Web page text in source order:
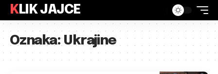
KLIK JAJCE
Oznaka:Ukrajine